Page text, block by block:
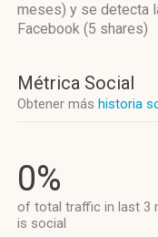
meses) y se detecta
Facebook (5 shares)
Métrica Social
Obtener más historia
0%
of total traffic in last 3
is social